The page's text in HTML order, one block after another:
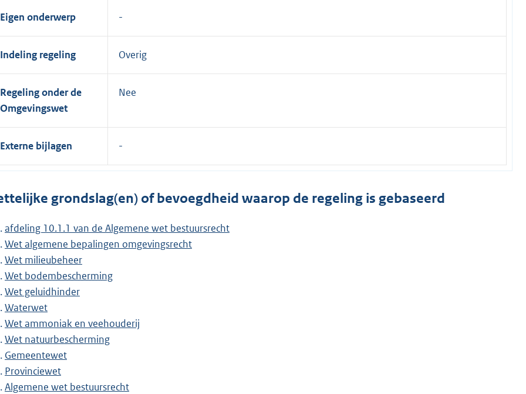
Eigen onderwerp
Indeling regeling Overig
Regeling onder de
Omgevingswet
Nee
Externe bijlagen
grondslag(en) of bevoegdheid waarop de regeling is gebaseerd
afdeling 10.1.1 van de Algemene wet bestuursrecht
Wet algemene bepalingen omgevingsrecht
Wet milieubeheer
Wet bodembescherming
Wet geluidhinder
Waterwet
Wet ammoniak en veehouderij
Wet natuurbescherming
Gemeentewet
Provinciewet
Algemene wet bestuursrecht